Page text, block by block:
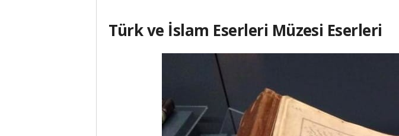
Türk ve İslam Eserleri Müzesi Eserleri